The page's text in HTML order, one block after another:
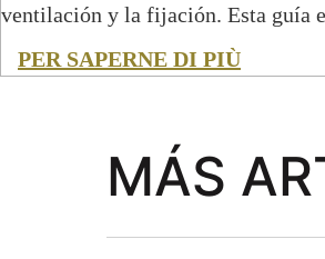
ventilación y la fijación. Esta guía
PER SAPERNE DI PIÙ
MÁS